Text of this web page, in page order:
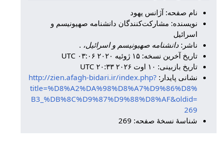
نام صفحه: آژانس یهود
نویسنده: مشارکت‌کنندگان دانشنامه صهیونیسم و
اسرائیل
ناشر:دانشنامه صهیونیسم و اسرائیل، .
تاریخ آخرین نسخه: ۱۵ ژوئیه ۲۰۲۰ ‏۰۳:۰۶ UTC
تاریخ بازبینی: ۱۰ اوت ۲۰۲۶ ‏۲۰:۳۳ UTC
نشانی پایدار:http://zien.afagh-bidari.ir/index.php?
title=%D8%A2%DA%98%D8%A7%D9%86%D8%
B3_%DB%8C%D9%87%D9%88%D8%AF&oldid=
269
شناسهٔ نسخهٔ صفحه: 269